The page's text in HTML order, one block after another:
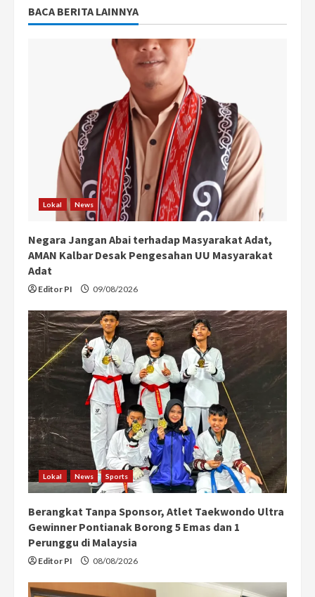
BACA BERITA LAINNYA
Lokal News
Negara Jangan Abai terhadap Masyarakat Adat,
AMAN Kalbar Desak Pengesahan UU Masyarakat
Adat
Editor PI 09/08/2026
Lokal News Sports
Berangkat Tanpa Sponsor, Atlet Taekwondo Ultra
Gewinner Pontianak Borong 5 Emas dan 1
Perunggu di Malaysia
Editor PI 08/08/2026